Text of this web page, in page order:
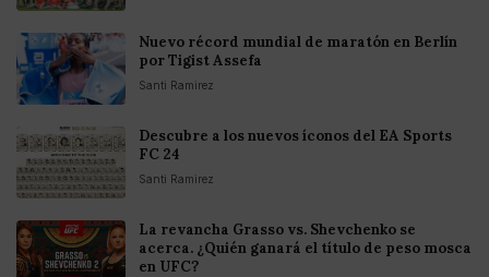
Nuevo récord mundial de maratón en Berlín
por Tigist Assefa
Santi Ramirez
Descubre a los nuevos íconos del EA Sports
FC 24
Santi Ramirez
La revancha Grasso vs. Shevchenko se
acerca. ¿Quién ganará el título de peso mosca
en UFC?